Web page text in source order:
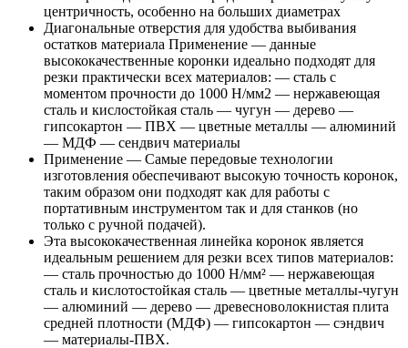
центричность, особенно на больших диаметрах
Диагональные отверстия для удобства выбивания
остатков материала Применение — данные
высококачественные коронки идеально подходят для
резки практически всех материалов: — сталь с
моментом прочности до 1000 Н/мм2 — нержавеющая
сталь и кислостойкая сталь — чугун — дерево —
гипсокартон — ПВХ — цветные металлы — алюминий
— МДФ — сендвич материалы
Применение — Самые передовые технологии
изготовления обеспечивают высокую точность коронок,
таким образом они подходят как для работы с
портативным инструментом так и для станков (но
только с ручной подачей).
Эта высококачественная линейка коронок является
идеальным решением для резки всех типов материалов:
— сталь прочностью до 1000 Н/мм² — нержавеющая
сталь и кислотостойкая сталь — цветные металлы-чугун
— алюминий — дерево — древесноволокнистая плита
средней плотности (МДФ) — гипсокартон — сэндвич
— материалы-ПВХ.